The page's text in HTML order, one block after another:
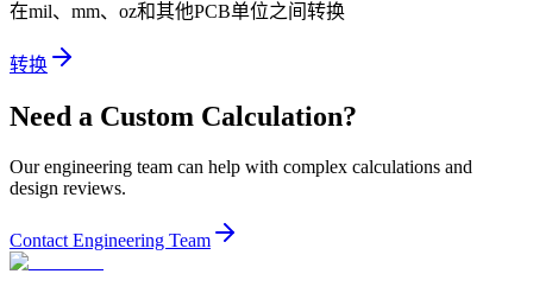
在mil、mm、oz和其他PCB单位之间转换
转换
Need a Custom Calculation?
Our engineering team can help with complex calculations and
design reviews.
Contact Engineering Team